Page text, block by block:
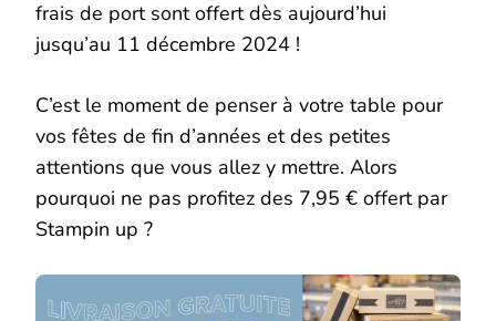
frais de port sont offert dès aujourd’hui
jusqu’au 11 décembre 2024 !
C’est le moment de penser à votre table pour
vos fêtes de fin d’années et des petites
attentions que vous allez y mettre. Alors
pourquoi ne pas profitez des 7,95 € offert par
Stampin up ?